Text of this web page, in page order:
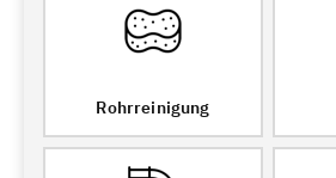
Rohrreinigung